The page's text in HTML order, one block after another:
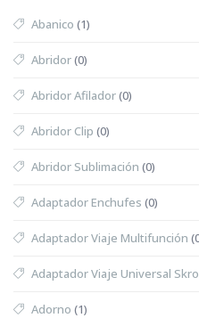
Abanico (1)
Abridor(0)
Abridor Afilador(0)
Abridor Clip (0)
Abridor Sublimación (0)
Adaptador Enchufes (0)
Adaptador Viaje Multifunción
Adaptador Viaje Universal
Adorno (1)